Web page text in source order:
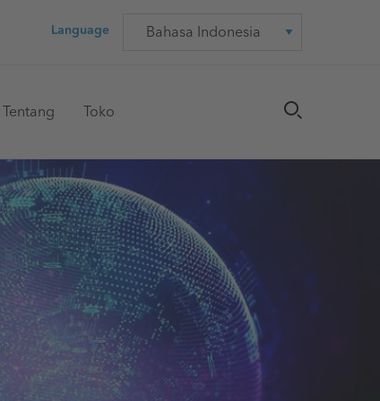
Language Language
Tentang Toko